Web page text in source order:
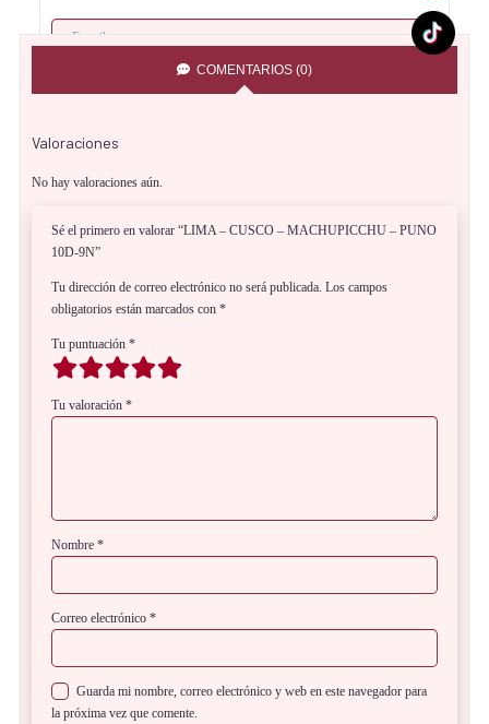
Fecha del Tour:
Comparte este tour con tus amigos y familiares:
COMENTARIOS (0)
Valoraciones
No hay valoraciones aún.
Sé el primero en valorar “LIMA – CUSCO – MACHUPICCHU – PUNO
10D-9N”
Tu dirección de correo electrónico no será publicada. Los campos
obligatorios están marcados con *
Tu puntuación *
Tu valoración *
Nombre *
Correo electrónico *
Guarda mi nombre, correo electrónico y web en este navegador para
la próxima vez que comente.